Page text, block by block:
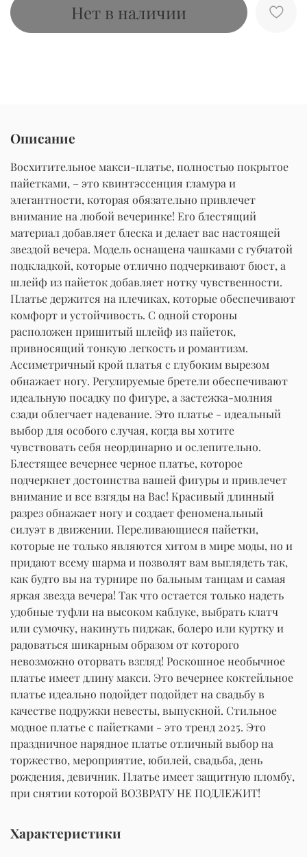
Нет в наличии
Описание
Восхитительное макси-платье, полностью покрытое
пайетками, – это квинтэссенция гламура и
элегантности, которая обязательно привлечет
внимание на любой вечеринке! Его блестящий
материал добавляет блеска и делает вас настоящей
звездой вечера. Модель оснащена чашками с губчатой
подкладкой, которые отлично подчеркивают бюст, а
шлейф из пайеток добавляет нотку чувственности.
Платье держится на плечиках, которые обеспечивают
комфорт и устойчивость. С одной стороны
расположен пришитый шлейф из пайеток,
привносящий тонкую легкость и романтизм.
Ассиметричный крой платья с глубоким вырезом
обнажает ногу. Регулируемые бретели обеспечивают
идеальную посадку по фигуре, а застежка-молния
сзади облегчает надевание. Это платье - идеальный
выбор для особого случая, когда вы хотите
чувствовать себя неординарно и ослепительно.
Блестящее вечернее черное платье, которое
подчеркнет достоинства вашей фигуры и привлечет
внимание и все взгяды на Вас! Красивый длинный
разрез обнажает ногу и создает феноменальный
силуэт в движении. Переливающиеся пайетки,
которые не только являются хитом в мире моды, но и
придают всему шарма и позволят вам выглядеть так,
как будто вы на турнире по бальным танцам и самая
яркая звезда вечера! Так что остается только надеть
удобные туфли на высоком каблуке, выбрать клатч
или сумочку, накинуть пиджак, болеро или куртку и
радоваться шикарным образом от которого
невозможно оторвать взгляд! Роскошное необычное
платье имеет длину макси. Это вечернее коктейльное
платье идеально подойдет подойдет на свадьбу в
качестве подружки невесты, выпускной. Стильное
модное платье с пайетками - это тренд 2025. Это
праздничное нарядное платье отличный выбор на
торжество, мероприятие, юбилей, свадьба, день
рождения, девичник. Платье имеет защитную пломбу,
при снятии которой ВОЗВРАТУ НЕ ПОДЛЕЖИТ!
Характеристики